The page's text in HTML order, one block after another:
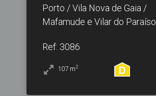
Porto / Vila Nova de Gaia /
Mafamude e Vilar do Paraíso
Ref: 3086
107 m2